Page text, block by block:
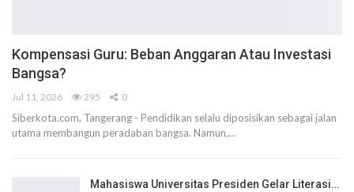
Kompensasi Guru: Beban Anggaran Atau Investasi
Bangsa?
Jul 11, 2026 295 0
Siberkota.com, Tangerang - Pendidikan selalu diposisikan sebagai jalan
utama membangun peradaban bangsa. Namun,…
Mahasiswa Universitas Presiden Gelar Literasi…